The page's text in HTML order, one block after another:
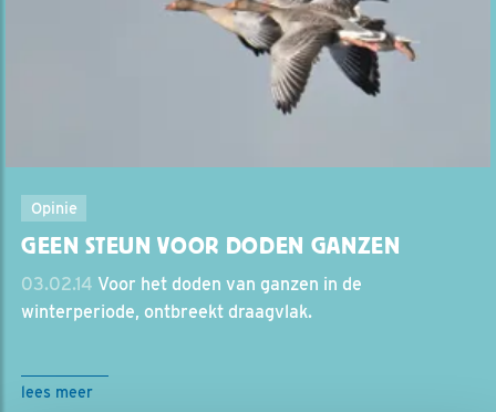
Opinie
GEEN STEUN VOOR DODEN GANZEN
03.02.14 Voor het doden van ganzen in de
winterperiode, ontbreekt draagvlak.
lees meer